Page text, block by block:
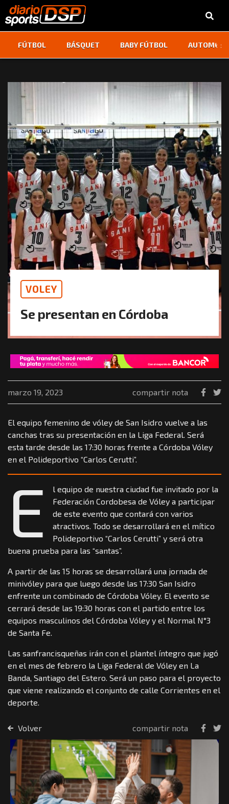
FÚTBOL BÁSQUET BABY FÚTBOL ‹ ›
VOLEY
Se presentan en Córdoba
marzo 19, 2023 compartir nota
El equipo femenino de vóley de San Isidro vuelve a las
canchas tras su presentación en la Liga Federal. Será
esta tarde desde las 17:30 horas frente a Córdoba Vóley
en el Polideportivo “Carlos Cerutti”.
E
l equipo de nuestra ciudad fue invitado por la
Federación Cordobesa de Vóley a participar
de este evento que contará con varios
atractivos. Todo se desarrollará en el mítico
Polideportivo “Carlos Cerutti” y será otra
buena prueba para las “santas”.
A partir de las 15 horas se desarrollará una jornada de
minivóley para que luego desde las 17:30 San Isidro
enfrente un combinado de Córdoba Vóley. El evento se
cerrará desde las 19:30 horas con el partido entre los
equipos masculinos del Córdoba Vóley y el Normal N°3
de Santa Fe.
Las sanfrancisqueñas irán con el plantel íntegro que jugó
en el mes de febrero la Liga Federal de Vóley en La
Banda, Santiago del Estero. Será un paso para el proyecto
que viene realizando el conjunto de calle Corrientes en el
deporte.
Volver compartir nota